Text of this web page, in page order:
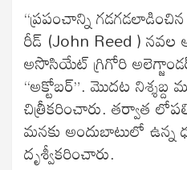
“ప్రపంచాన్ని
రీడ్ (John Reed )
అసొసియేట్‍ గ్రిగోరి
“అక్టోబర్‍”. మొదట
చిత్రీకరించారు. తర్వాత
మనకు అందుబాటులో ఉన్న
దృశ్వీకరించారు.